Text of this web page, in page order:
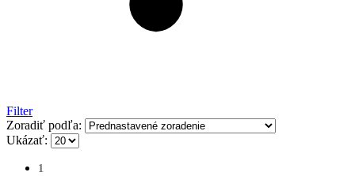
Filter
Zoradiť podľa:
Ukázať:
1